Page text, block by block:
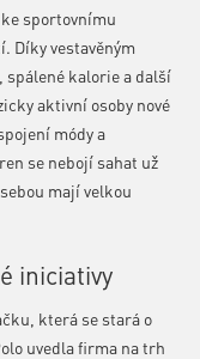
sportovnímu
Díky vestavěným
kalorie a další
aktivní osoby nové
módy a
se nebojí sahat už
mají velkou
iniciativy
která se stará o
uvedla firma na trh